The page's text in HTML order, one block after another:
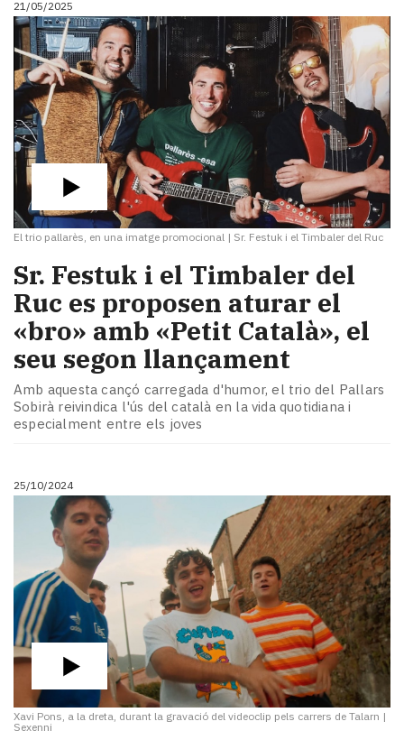
i
turisme
Cultura
Esports
Mai
tant!
TV
i
mitjans
El
temps
Reportatges
Entrevistes
Enquestes
A
escena!
Dis
la
teva!
Subscriptors
La
Pallars
Contingut
patrocinat
més
llegit...
Editorial
21/05/2025
El trio pallarès, en una imatge promocional | Sr. Festuk i el Timbaler del Ruc
Sr. Festuk i el Timbaler del
Ruc es proposen aturar el
«bro» amb «Petit Català», el
seu segon llançament
Amb aquesta cançó carregada d'humor, el trio del Pallars
Sobirà reivindica l'ús del català en la vida quotidiana i
especialment entre els joves
25/10/2024
Xavi Pons, a la dreta, durant la gravació del videoclip pels carrers de Talarn |
Sexenni